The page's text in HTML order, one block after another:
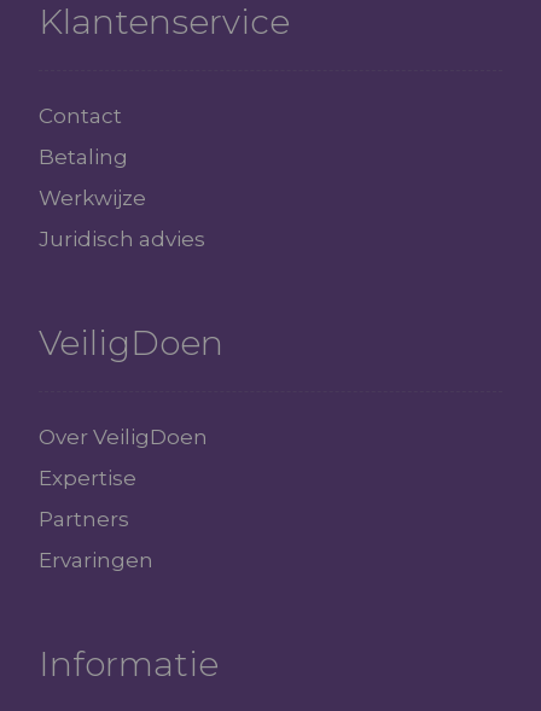
Klantenservice
Contact
Betaling
Werkwijze
Juridisch advies
VeiligDoen
Over VeiligDoen
Expertise
Partners
Ervaringen
Informatie